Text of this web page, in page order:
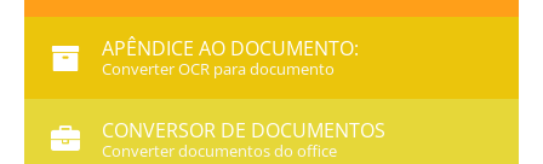
APÊNDICE AO DOCUMENTO:
Converter OCR para documento
CONVERSOR DE DOCUMENTOS
Converter documentos do office